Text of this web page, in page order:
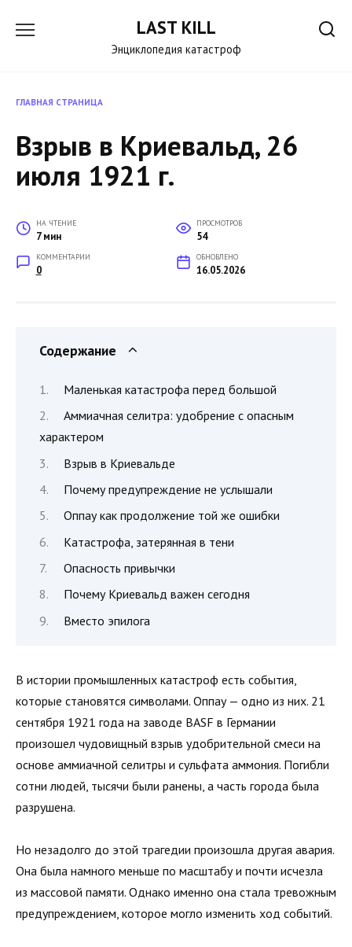
LAST KILL
Энциклопедия катастроф
ГЛАВНАЯ СТРАНИЦА
Взрыв в Криевальд, 26
июля 1921 г.
НА ЧТЕНИЕ
7 мин
ПРОСМОТРОВ
54
КОММЕНТАРИИ
0
ОБНОВЛЕНО
16.05.2026
Содержание
Маленькая катастрофа перед большой
Аммиачная селитра: удобрение с опасным
характером
Взрыв в Криевальде
Почему предупреждение не услышали
Оппау как продолжение той же ошибки
Катастрофа, затерянная в тени
Опасность привычки
Почему Криевальд важен сегодня
Вместо эпилога
В истории промышленных катастроф есть события,
которые становятся символами. Оппау — одно из них. 21
сентября 1921 года на заводе BASF в Германии
произошел чудовищный взрыв удобрительной смеси на
основе аммиачной селитры и сульфата аммония. Погибли
сотни людей, тысячи были ранены, а часть города была
разрушена.
Но незадолго до этой трагедии произошла другая авария.
Она была намного меньше по масштабу и почти исчезла
из массовой памяти. Однако именно она стала тревожным
предупреждением, которое могло изменить ход событий.